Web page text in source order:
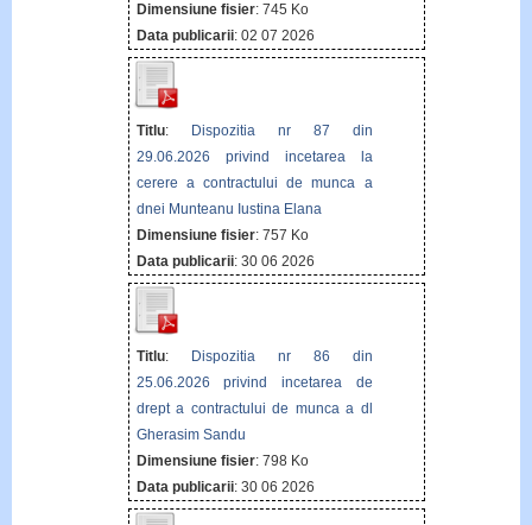
Dimensiune fisier: 745 Ko
Data publicarii: 02 07 2026
Titlu:
Dispozitia nr 87 din
29.06.2026 privind incetarea la
cerere a contractului de munca a
dnei Munteanu Iustina Elana
Dimensiune fisier: 757 Ko
Data publicarii: 30 06 2026
Titlu:
Dispozitia nr 86 din
25.06.2026 privind incetarea de
drept a contractului de munca a dl
Gherasim Sandu
Dimensiune fisier: 798 Ko
Data publicarii: 30 06 2026